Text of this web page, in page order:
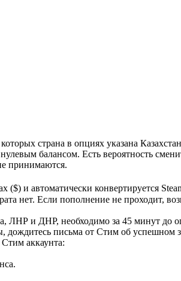
страна в опциях указана
балансом. Есть вероятность
принимаются.
($) и автоматически конвертируется
нет. Если пополнение не проходит,
ЛНР и ДНР, необходимо за 45 минут до
письма от Стим об успешном
аккаунта: